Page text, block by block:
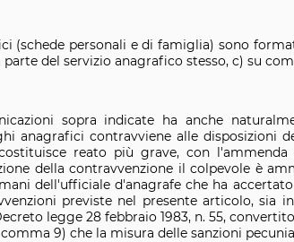
(schede personali e di famiglia) sono
parte del servizio anagrafico stesso, c) su
sopra indicate ha anche
anagrafici contravviene alle disposizioni
reato più grave, con
della contravvenzione il colpevole è
dell'ufficiale d'anagrafe che ha
previste nel presente articolo, sia
legge 28 febbraio 1983, n. 55,
9) che la misura delle sanzioni